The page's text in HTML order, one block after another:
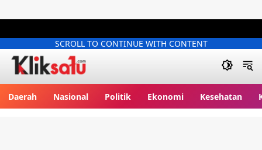
SCROLL TO CONTINUE WITH CONTENT
Daerah Nasional Politik Ekonomi Kesehatan